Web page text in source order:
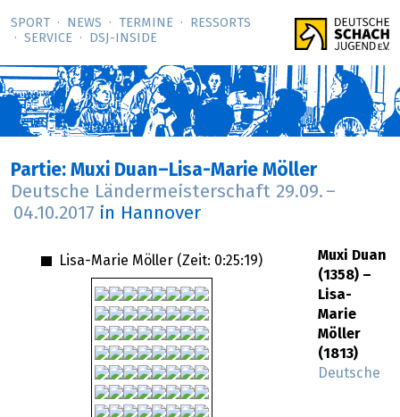
SPORT NEWS TERMINE
RESSORTS
SERVICE
DSJ-­INSIDE
Partie: Muxi Duan–Lisa-Marie Möller
Deutsche Ländermeisterschaft 29.09. –
04.10.2017 in Hannover
Lisa-Marie Möller (Zeit: 0:25:19)
Muxi Duan
(1358) –
Lisa-
Marie
Möller
(1813)
Deutsche